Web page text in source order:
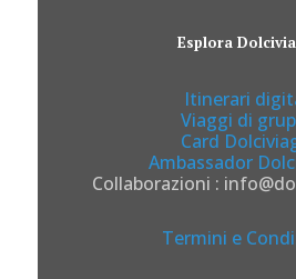
Esplora
Itinerari
Viaggi di
Card
Ambassador
Collaborazioni :
Termini e